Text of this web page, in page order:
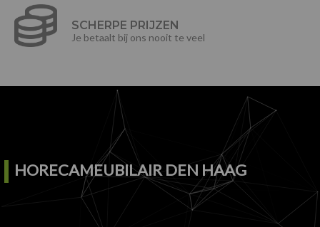
SCHERPE PRIJZEN
Je betaalt bij ons nooit te veel
HORECAMEUBILAIR DEN HAAG